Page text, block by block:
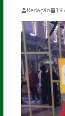
Redação 19